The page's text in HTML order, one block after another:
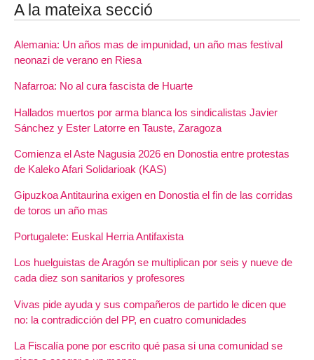
A la mateixa secció
Alemania: Un años mas de impunidad, un año mas festival
neonazi de verano en Riesa
Nafarroa: No al cura fascista de Huarte
Hallados muertos por arma blanca los sindicalistas Javier
Sánchez y Ester Latorre en Tauste, Zaragoza
Comienza el Aste Nagusia 2026 en Donostia entre protestas
de Kaleko Afari Solidarioak (KAS)
Gipuzkoa Antitaurina exigen en Donostia el fin de las corridas
de toros un año mas
Portugalete: Euskal Herria Antifaxista
Los huelguistas de Aragón se multiplican por seis y nueve de
cada diez son sanitarios y profesores
Vivas pide ayuda y sus compañeros de partido le dicen que
no: la contradicción del PP, en cuatro comunidades
La Fiscalía pone por escrito qué pasa si una comunidad se